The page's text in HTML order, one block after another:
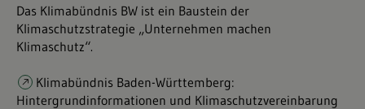
Das Klimabündnis BW ist ein Baustein der
Klimaschutzstrategie „Unternehmen machen
Klimaschutz“.
Klimabündnis Baden-Württemberg:
Hintergrundinformationen und Klimaschutzvereinbarung